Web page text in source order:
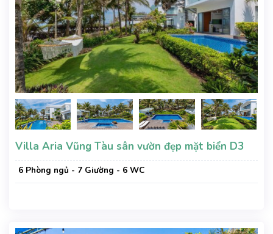
Villa Aria Vũng Tàu sân vườn đẹp mặt biển D3
6 Phòng ngủ - 7 Giường - 6 WC